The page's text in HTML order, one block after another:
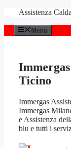
contenuto
Assistenza
Menu
Immergas
Ticino
Immergas
Immergas
e Assistenza
blu e tutti i